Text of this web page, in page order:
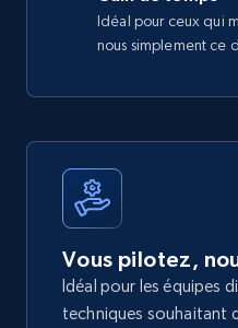
Idéal pour ceux qui
nous simplement ce
Vous pilotez,
Idéal pour les équipes
techniques souhaitant